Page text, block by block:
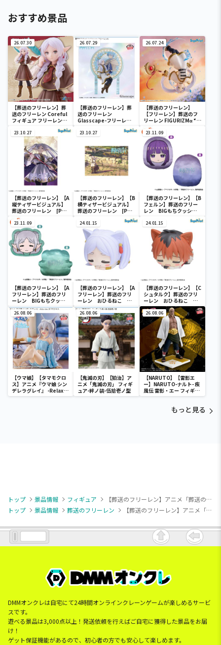
おすすめ景品
26.07.30
【葬送のフリーレン】葬
送のフリーレン Coreful
フィギュア フリーレン～
26.07.29
【葬送のフリーレン】葬
送のフリーレン
Glasscape-フリーレン
26.07.24
【葬送のフリーレン】
【フリーレン】葬送のフ
リーレン FIGURIZMα “フ
リーレン”～花舞～
23.10.27
【葬送のフリーレン】【A
縦ティザービジュアル】
葬送のフリーレン [PM]
アートクッションVol.1
23.10.27
【葬送のフリーレン】【B
横ティザービジュアル】
葬送のフリーレン [PM]
23.11.09
【葬送のフリーレン】【B
フェルン】葬送のフリー
レン BIGもちクッショ
23.11.09
【葬送のフリーレン】【A
フリーレン】葬送のフリ
ーレン BIGもちクッシ
ョン
24.01.15
【葬送のフリーレン】【A
フリーレン】葬送のフリ
ーレン おひるねこ ミ
ニフィギュア（EX）
24.01.15
【葬送のフリーレン】【C
シュタルク】葬送のフリ
ーレン おひるねこ ミ
ニフィギュア（EX）
26.08.06
【ウマ娘】【タマモクロ
ス】アニメ『ウマ娘 シン
デレラグレイ』 -Relax
time-タマモクロス
26.08.06
【鬼滅の刃】【狛治】ア
ニメ「鬼滅の刃」 フィギ
ュア-絆ノ装-伍拾壱ノ型
26.08.06
【NARUTO】【雷影エ
ー】NARUTO-ナルト- 疾
風伝 雷影・エー フィギュ
ア～五影集結…!!～
もっと見る
トップ 景品情報 フィギュア
【葬送のフリーレン】アニメ「葬送のフリーレン」 Trio-Try-iT Figureーフリーレンー
トップ
景品情報 葬送のフリーレン 【葬送のフリーレン】アニメ「葬送のフリーレン」 Trio-Try-iT Figureーフリーレンー
DMMオンクレは自宅にて24時間オンラインクレーンゲームが楽しめるサービ
スです。
遊べる景品は3,000点以上！発送依頼を行えばご自宅に獲得した景品をお届
け！
ゲット保証機能があるので、初心者の方でも安心して楽しめます。